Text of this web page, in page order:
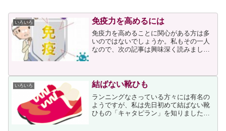
いろいろ 免疫力を高めるには
免疫力を高めることに関心がある方は多
いのではないでしょうか。私もその一人
なので、次の記事は興味深く読みまし
サプリメントなどをご存じではないでし
ょうか。腫瘍内科医である記...
いろいろ 結ばない靴ひも
ランニングなさっている方々には有名の
ようですが、私は先日初めて結ばない靴
ひもの「キャタピラン」を知りました。